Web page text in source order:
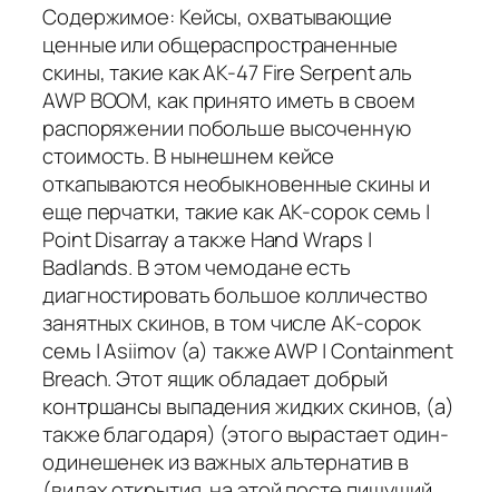
Содержимое: Кейсы, охватывающие
ценные или общераспространенные
скины, такие как AK-47 Fire Serpent аль
AWP BOOM, как принято иметь в своем
распоряжении побольше высоченную
стоимость. В нынешнем кейсе
откапываются необыкновенные скины и
еще перчатки, такие как AK-сорок семь |
Point Disarray а также Hand Wraps |
Badlands. В этом чемодане есть
диагностировать большое колличество
занятных скинов, в том числе AK-сорок
семь | Asiimov (а) также AWP | Containment
Breach. Этот ящик обладает добрый
контршансы выпадения жидких скинов, (а)
также благодаря) (этого вырастает один-
одинешенек из важных альтернатив в